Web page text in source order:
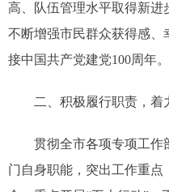
高、队伍管理水平取得新进
不断增强市民群众获得感、
接中国共产党建党100周年。
二、积极履行职责，
贯彻全市各项专项工作
门自身职能，突出工作重